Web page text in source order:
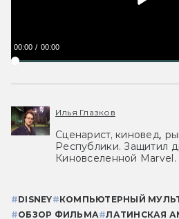
00:00 00:00
Илья Глазков
Сценарист, киновед,
Республики. Защитил
Киновселенной Marvel.
#DISNEY#КОМПЬЮТЕРНЫЙ
#ОБЗОР ФИЛЬМА#ЛАТИНСКАЯ